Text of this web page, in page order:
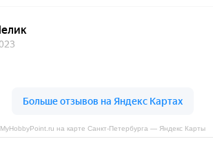
MyHobbyPoint.ru на карте Санкт‑Петербурга — Яндекс Карты